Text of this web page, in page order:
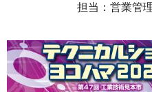
担当：営業管